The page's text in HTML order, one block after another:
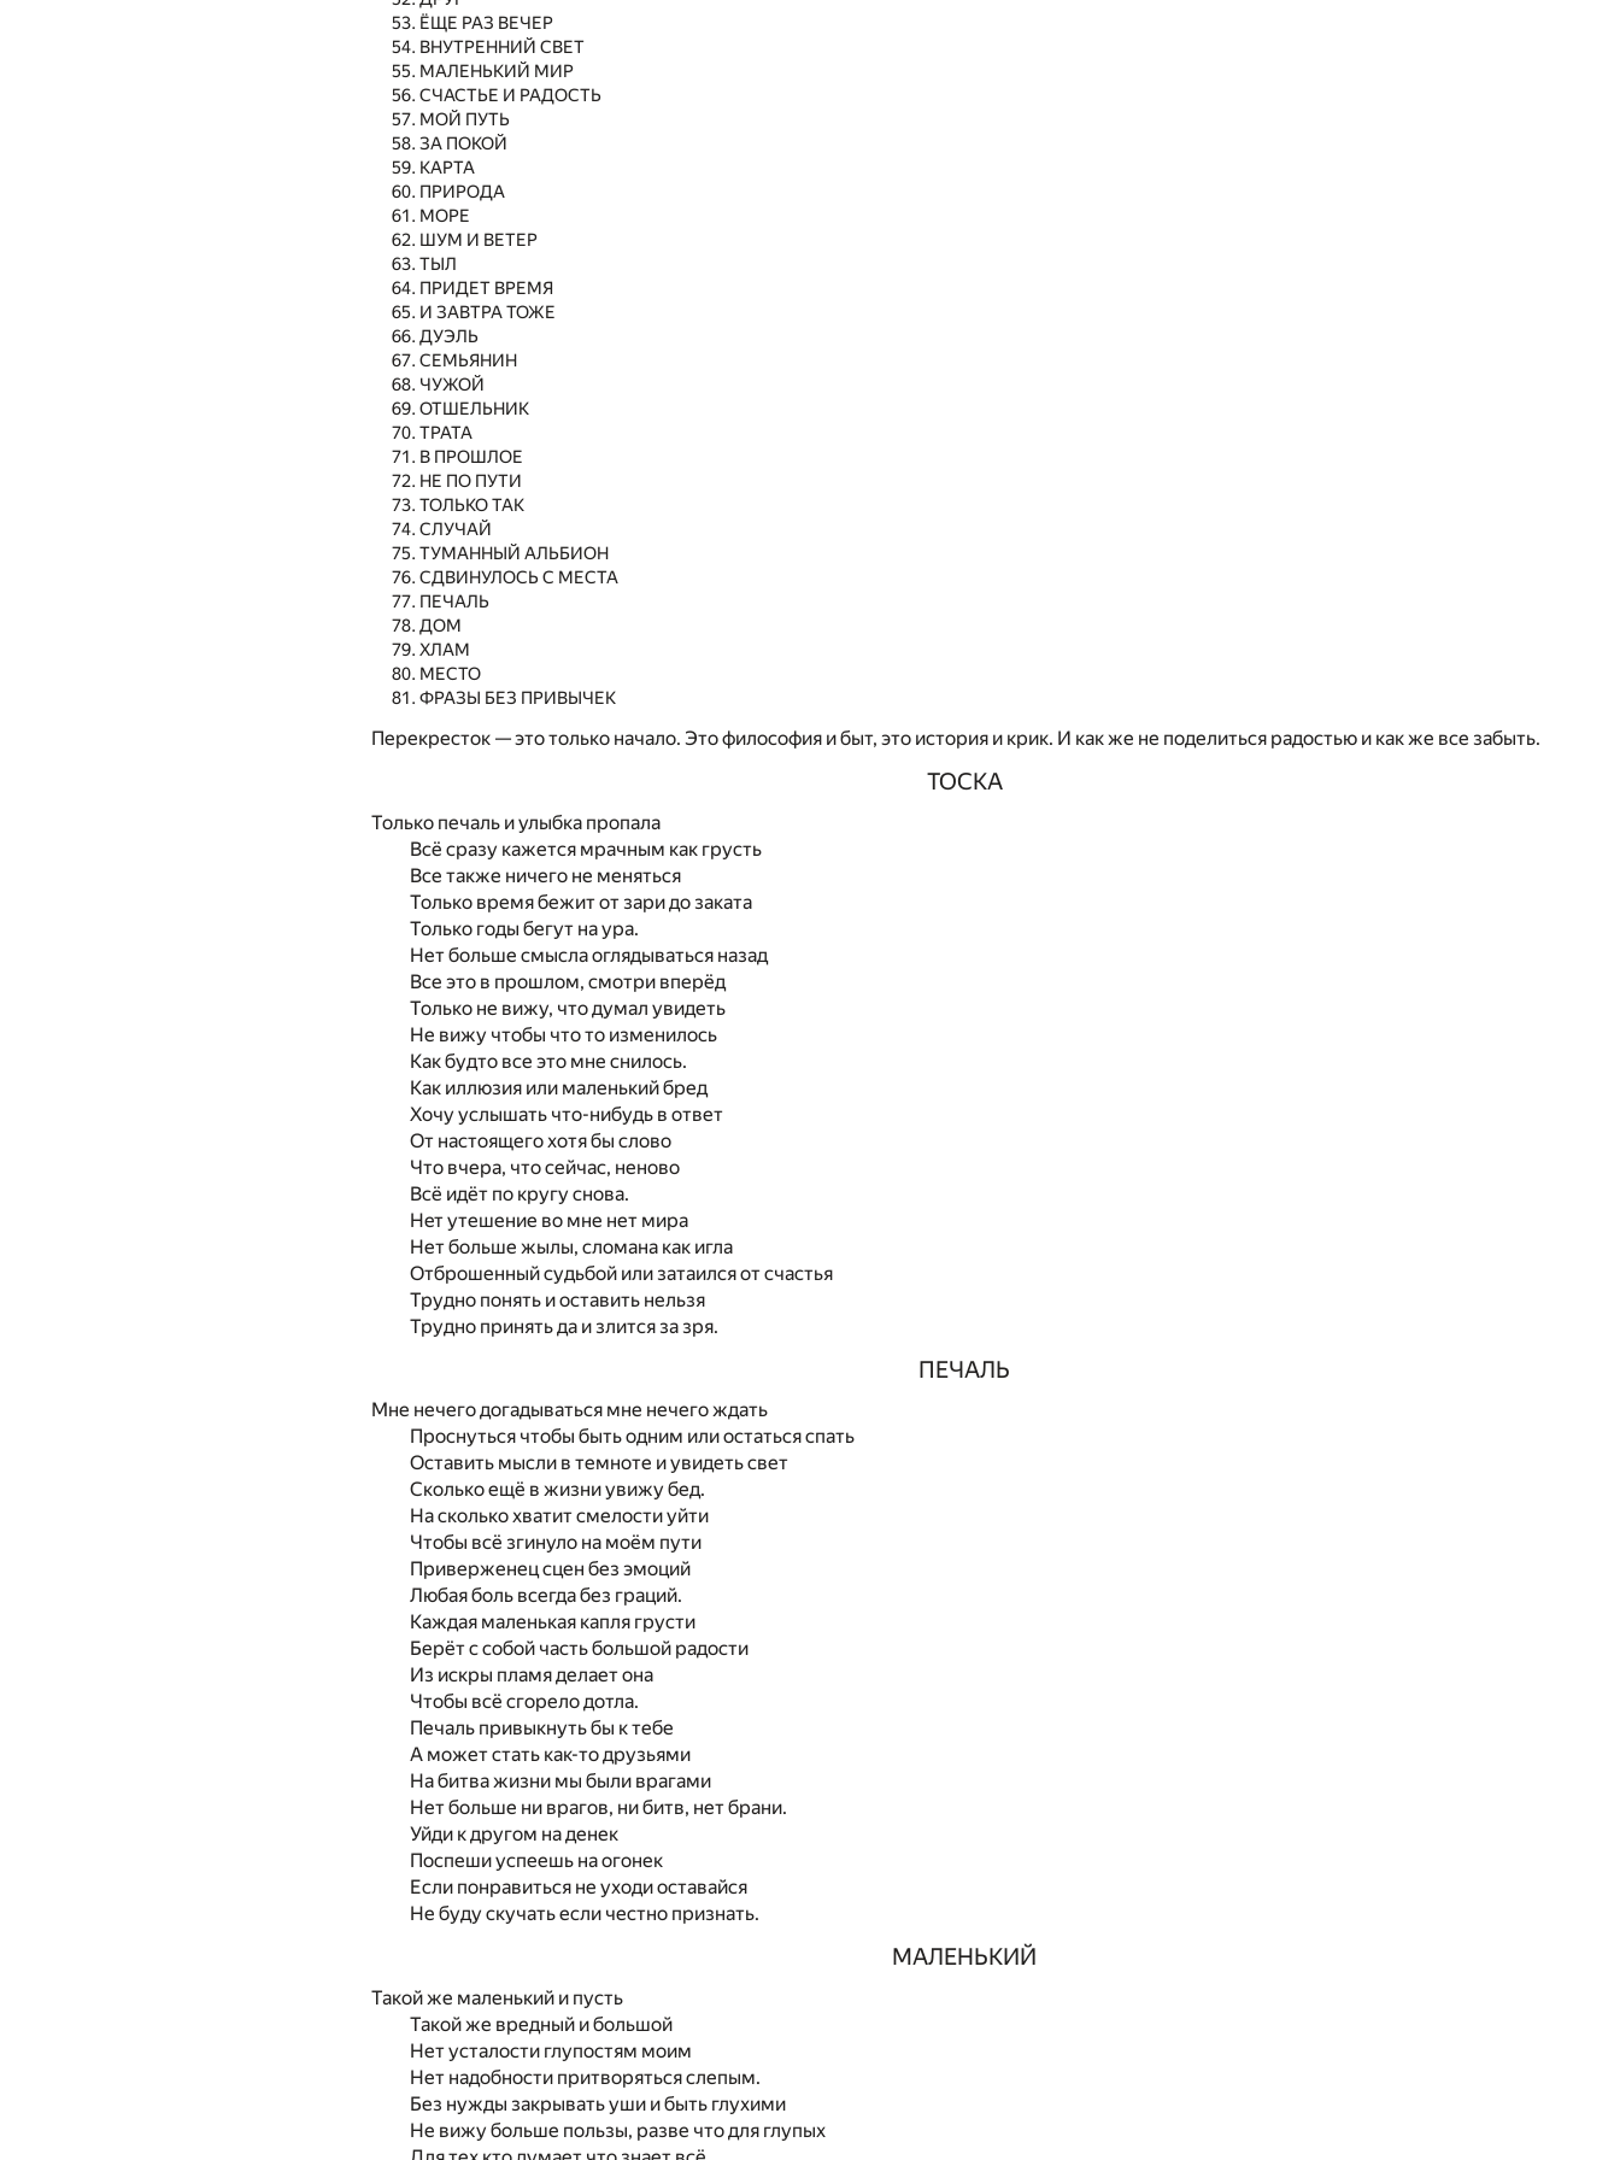
ЁЩЕ РАЗ ВЕЧЕР
ВНУТРЕННИЙ СВЕТ
МАЛЕНЬКИЙ МИР
СЧАСТЬЕ И РАДОСТЬ
МОЙ ПУТЬ
ЗА ПОКОЙ
КАРТА
ПРИРОДА
МОРЕ
ШУМ И ВЕТЕР
ТЫЛ
ПРИДЕТ ВРЕМЯ
И ЗАВТРА ТОЖЕ
ДУЭЛЬ
СЕМЬЯНИН
ЧУЖОЙ
ОТШЕЛЬНИК
ТPATA
В ПРОШЛОЕ
НЕ ПО ПУТИ
ТОЛЬКО ТАК
СЛУЧАЙ
ТУМАННЫЙ АЛЬБИОН
СДВИНУЛОСЬ С МЕСТА
ПЕЧАЛЬ
ДОМ
ХЛАМ
MЕСТО
ФРАЗЫ БЕЗ ПРИВЫЧЕК
Перекресток — это только начало. Это философия и быт, это история и крик. И как же не поделиться радостью и как же все забыть.
ТОСКА
Только печаль и улыбка пропала
Всё сразу кажется мрачным как грусть
Все также ничего не меняться
Только время бежит от зари до заката
Только годы бегут на ура.
Нет больше смысла оглядываться назад
Все это в прошлом, смотри вперёд
Только не вижу, что думал увидеть
Не вижу чтобы что то изменилось
Как будто все это мне снилось.
Как иллюзия или маленький бред
Хочу услышать что-нибудь в ответ
От настоящего хотя бы слово
Что вчера, что сейчас, неново
Всё идёт по кругу снова.
Нeт утешение во мне нет мира
Нет больше жылы, сломана как игла
Отброшенный судьбой или затаился от счастья
Трудно понять и оставить нельзя
Трудно принять да и злится за зря.
ПЕЧАЛЬ
Мне нечего догадываться мне нечего ждать
Проснуться чтобы быть одним или остаться спать
Оставить мысли в темноте и увидеть свет
Сколько ещё в жизни увижу бед.
На сколько хватит смелости уйти
Чтобы всё згинуло на моём пути
Приверженец сцен без эмоций
Любая боль всегда без граций.
Каждая маленькая капля грусти
Берёт с собой часть большой радости
Из искры пламя делает она
Чтобы всё сгорело дотла.
Печаль привыкнуть бы к тебе
А может стать как-то друзьями
На битва жизни мы были врагами
Нет больше ни врагов, ни битв, нет брани.
Уйди к другом на денек
Поспеши успеешь на огонек
Если понравиться не уходи оставайся
Не буду скучать если честно признать.
МАЛЕНЬКИЙ
Такой же маленький и пусть
Такой же вредный и большой
Нет усталости глупостям моим
Нет надобности притворяться слепым.
Без нужды закрывать уши и быть глухими
Не вижу больше пользы, разве что для глупых